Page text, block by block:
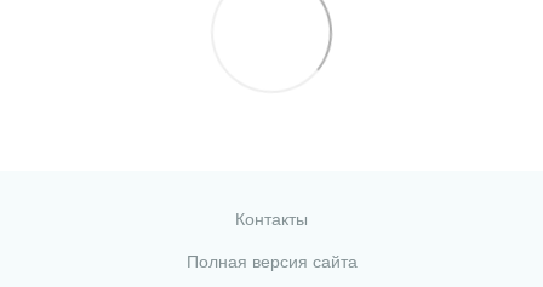
Контакты
Полная версия сайта